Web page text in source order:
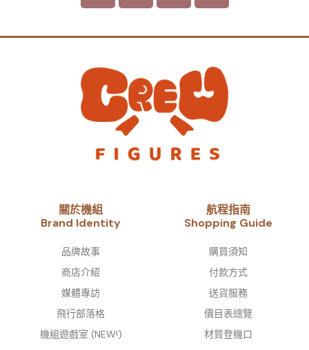
關於機組
Brand Identity​
品牌故事​
商店介紹
媒體專訪
飛行部落格
機組遊戲室 (NEW!)
航程指南
Shopping Guide
購買須知
付款方式
送貨服務
價目表總覽
材質登機口